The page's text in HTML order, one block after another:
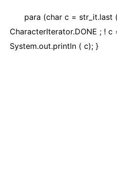
para (char c = str_it.last
CharacterIterator.DONE ; !
System.out.println ( c); }